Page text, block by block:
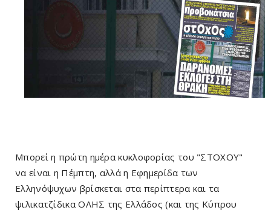
Μπορεί η πρώτη ημέρα κυκλοφορίας του "ΣΤΟΧΟΥ"
να είναι η Πέμπτη, αλλά η Εφημερίδα των
Ελληνόψυχων βρίσκεται στα περίπτερα και τα
ψιλικατζίδικα ΟΛΗΣ της Ελλάδος (και της Κύπρου